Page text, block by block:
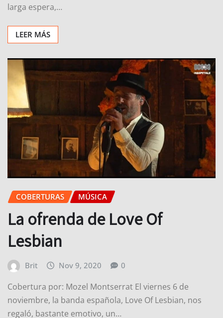
larga espera,…
LEER MÁS
COBERTURAS MÚSICA
La ofrenda de Love Of
Lesbian
Brit Nov 9, 2020 0
Cobertura por: Mozel Montserrat El viernes 6 de
noviembre, la banda española, Love Of Lesbian, nos
regaló, bastante emotivo, un…